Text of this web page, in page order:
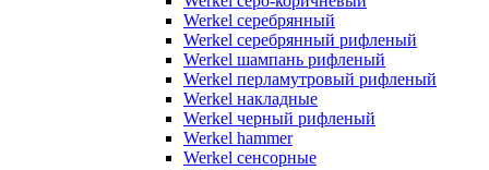
Werkel серебрянный
Werkel серебрянный рифленый
Werkel шампань рифленый
Werkel перламутровый рифленый
Werkel накладные
Werkel черный рифленый
Werkel hammer
Werkel сенсорные